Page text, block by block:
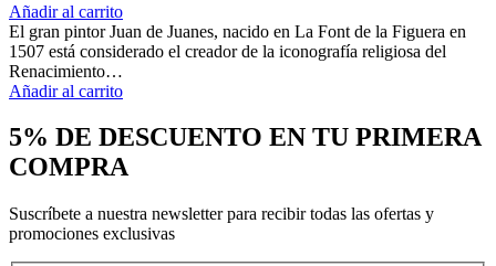
Añadir al carrito
El gran pintor Juan de Juanes, nacido en La Font de la Figuera en
1507 está considerado el creador de la iconografía religiosa del
Renacimiento…
Añadir al carrito
5% DE DESCUENTO EN TU PRIMERA
COMPRA
Suscríbete a nuestra newsletter para recibir todas las ofertas y
promociones exclusivas